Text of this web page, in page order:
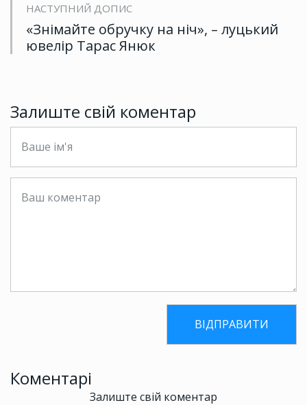
НАСТУПНИЙ ДОПИС
«Знімайте обручку на ніч», – луцький
ювелір Тарас Янюк
Залиште свій коментар
Коментарі
Залиште свій коментар